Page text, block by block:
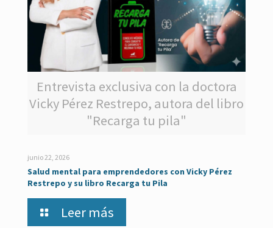
Entrevista exclusiva con la doctora
Vicky Pérez Restrepo, autora del libro
"Recarga tu pila"
junio 22, 2026
Salud mental para emprendedores con Vicky Pérez
Restrepo y su libro Recarga tu Pila
Leer más